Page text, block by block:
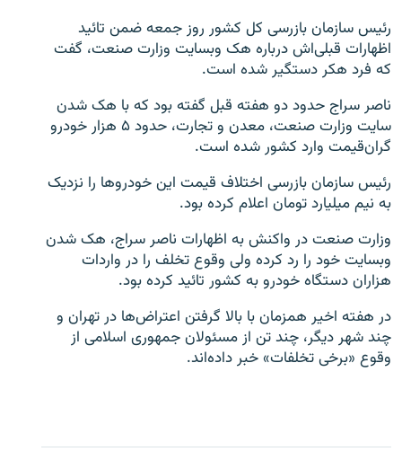
گزارش‌های ویدئویی
English
به ما بپیوندید
رئیس سازمان بازرسی کل کشور روز جمعه ضمن تائید
اظهارات قبلی‌اش درباره هک وبسایت وزارت صنعت، گفت
که فرد هکر دستگیر شده است.
ناصر سراج حدود دو هفته قبل گفته بود که با هک شدن
سایت وزارت صنعت، معدن و تجارت، حدود ۵ هزار خودرو
گران‌قیمت وارد کشور شده است.
رئیس سازمان بازرسی اختلاف قیمت این خودروها را نزدیک
به نیم میلیارد تومان اعلام کرده بود.
وزارت صنعت در واکنش به اظهارات ناصر سراج، هک شدن
وبسایت خود را رد کرده ولی وقوع تخلف را در واردات
هزاران دستگاه خودرو به کشور تائید کرده بود.
در هفته اخیر همزمان با بالا گرفتن اعتراض‌ها در تهران و
چند شهر دیگر، چند تن از مسئولان جمهوری اسلامی از
وقوع «برخی تخلفات» خبر داده‌اند.